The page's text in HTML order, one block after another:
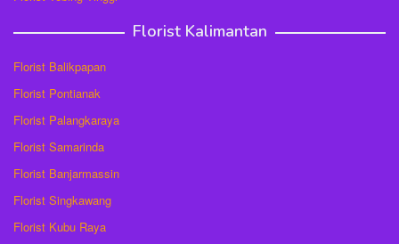
Florist Kalimantan
Florist Balikpapan
Florist Pontianak
Florist Palangkaraya
Florist Samarinda
Florist Banjarmassin
Florist Singkawang
Florist Kubu Raya